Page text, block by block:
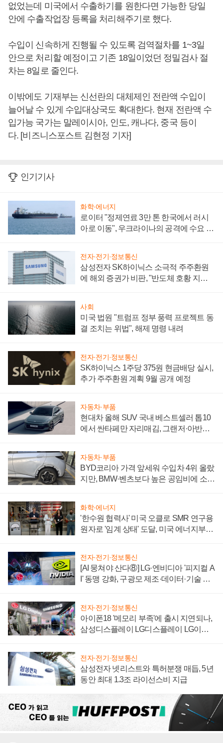
없었는데 미국에서 수출하기를 원한다면 가능한 당일
안에 수출작업장 등록을 처리해주기로 했다.
수입이 신속하게 진행될 수 있도록 검역절차를 1~3일
안으로 처리할 예정이고 기존 18일이었던 정밀검사 절
차는 8일로 줄인다.
이밖에도 기재부는 신선란의 대체제인 전란액 수입이
늘어날 수 있게 수입대상국도 확대한다. 현재 전란액 수
입가능 국가는 말레이시아, 인도, 캐나다, 중국 등이
다. [비즈니스포스트 김현정 기자]
인기기사
화학·에너지
로이터 "정제연료 3만 톤 한국에서 러시
아로 이동", 우크라이나의 공격에 수요 늘
전자·전기·정보통신
삼성전자 SK하이닉스 소극적 주주환원
에 해외 증권가 비판, "반도체 호황 지속
사회
미국 법원 "트럼프 정부 풍력 프로젝트 동
결 조치는 위법", 해제 명령 내려
전자·전기·정보통신
SK하이닉스 1주당 375원 현금배당 실시,
추가 주주환원 계획 9월 공개 예정
자동차·부품
현대차 올해 SUV 국내 베스트셀러 톱10
에서 싼타페만 자리매김, 그랜저·아반떼
자동차·부품
BYD코리아 가격 앞세워 수입차 4위 올랐
지만, BMW·벤츠보다 높은 공임비에 소비
화학·에너지
'한수원 협력사' 미국 오클로 SMR 연구용
원자로 '임계 상태' 도달, 미국 에너지부
전자·전기·정보통신
[AI 뭉쳐야 산다⑧] LG·엔비디아 '피지컬 A
I' 동맹 강화, 구광모 제조·데이터·기술 결
전자·전기·정보통신
아이폰18 '메모리 부족'에 출시 지연되나,
삼성디스플레이 LG디스플레이 LG이노
전자·전기·정보통신
삼성전자 넷리스트와 특허분쟁 매듭, 5년
동안 최대 1.3조 라이선스비 지급